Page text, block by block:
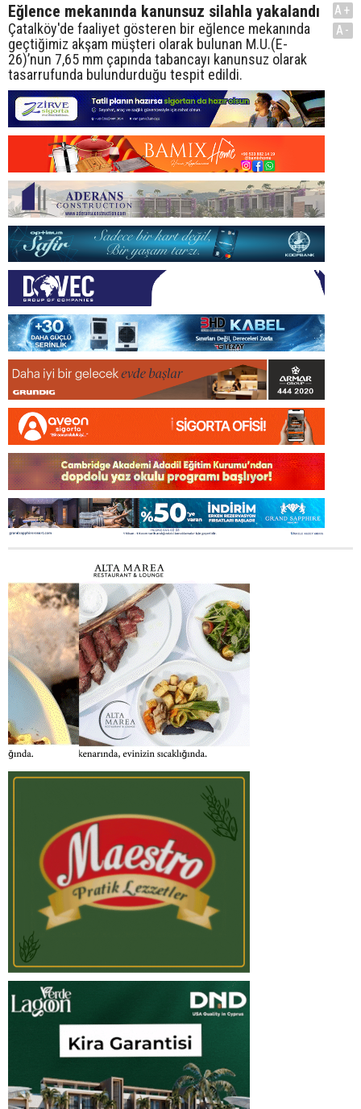
Eğlence mekanında kanunsuz silahla yakalandı
Çatalköy'de faaliyet gösteren bir eğlence mekanında
geçtiğimiz akşam müşteri olarak bulunan M.U.(E-
26)’nun 7,65 mm çapında tabancayı kanunsuz olarak
tasarrufunda bulundurduğu tespit edildi.
A+
A-